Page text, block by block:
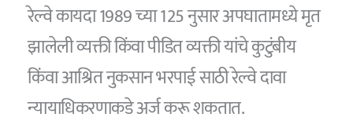
रेल्वे कायदा 1989 च्या 125 नुसार अपघातामध्ये मृत
झालेली व्यक्ती किंवा पीडित व्यक्ती यांचे कुटुंबीय
किंवा आश्रित नुकसान भरपाई साठी रेल्वे दावा
न्यायाधिकरणाकडे अर्ज करू शकतात.